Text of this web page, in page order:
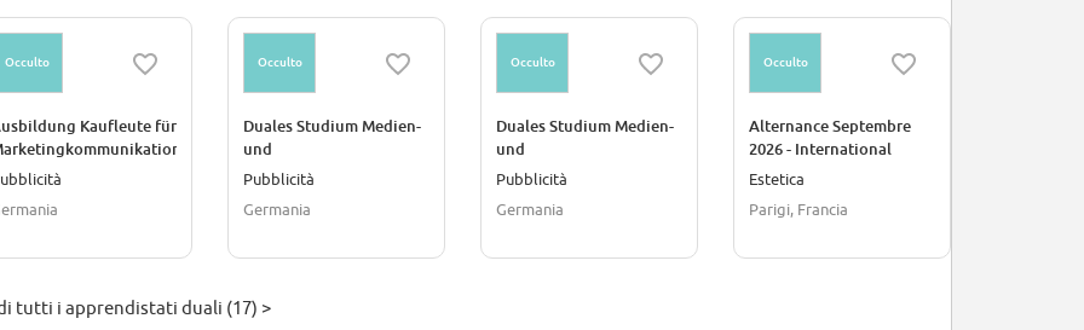
Occulto
Kaufleute für
genders) - 2027
Occulto
Duales Studium Medien-
und
Kommunikationswirtschaft
Ravensburg (all genders)
Pubblicità
Germania
Occulto
Duales Studium Medien-
und
Kommunikationswirtschaft
Ravensburg (all genders)
Pubblicità
Germania
Occulto
Alternance Septembre
2026 - International
Account Assistant
Estetica
Parigi, Francia
tutti i apprendistati duali (17) >